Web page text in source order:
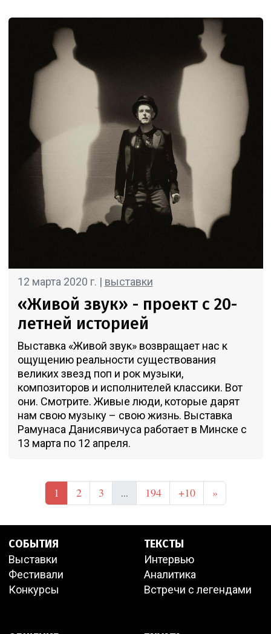
12 марта 2020 г. | выставки
«Живой звук» - проект с 20-
летней историей
Выставка «Живой звук» возвращает нас к
ощущению реальности существования
великих звезд поп и рок музыки,
композиторов и исполнителей классики. Вот
они. Смотрите. Живые люди, которые дарят
нам свою музыку – свою жизнь. Выставка
Рамунаса Данисявичуса работает в Минске с
13 марта по 12 апреля.
1 2 3 ... 194 +10 »
СОБЫТИЯ
Выставки
Фестивали
Конкурсы
ТЕКСТЫ
Интервью
Аналитика
Встречи с легендами